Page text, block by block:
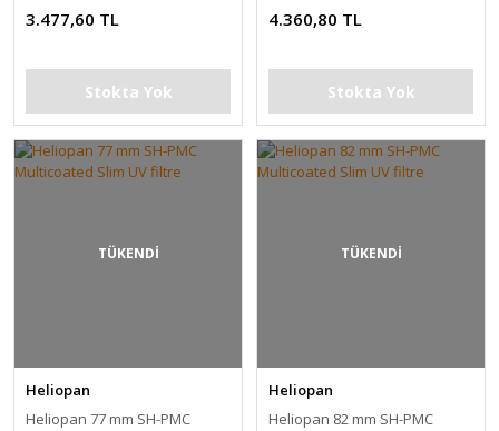
3.477,60 TL
Stokta Yok
4.360,80 TL
Stokta Yok
TÜKENDİ
Heliopan
Heliopan 77 mm SH-PMC
TÜKENDİ
Heliopan
Heliopan 82 mm SH-PMC